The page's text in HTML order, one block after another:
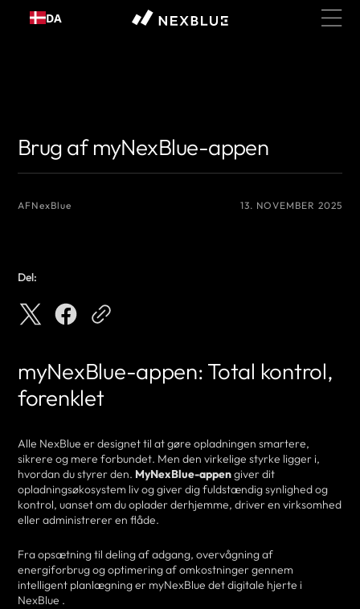
Gå til
indhold
DA
Brug af myNexBlue-appen
AFNexBlue 13. NOVEMBER 2025
Del:
myNexBlue-appen: Total kontrol,
forenklet
Alle NexBlue er designet til at gøre opladningen smartere,
sikrere og mere forbundet. Men den virkelige styrke ligger i,
hvordan du styrer den. MyNexBlue-appengiver dit
opladningsøkosystem liv og giver dig fuldstændig synlighed og
kontrol, uanset om du oplader derhjemme, driver en virksomhed
eller administrerer en flåde.
Fra opsætning til deling af adgang, overvågning af
energiforbrug og optimering af omkostninger gennem
intelligent planlægning er myNexBlue det digitale hjerte i
NexBlue .